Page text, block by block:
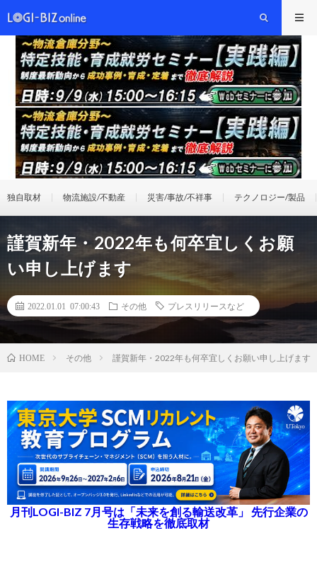
独自取材 物流施設/不動産 災害/事故/不祥事 テクノロジー/製品
謹賀新年・2022年も何卒宜しくお願
い申し上げます
2022.01.01 07:00:43 その他 プレスリリースなど
HOME その他 謹賀新年・2022年も何卒宜しくお願い申し上げます
月刊LOGI-BIZ 7月号は「未来を創る輸送改革」 先行企業の
生存戦略を徹底取材